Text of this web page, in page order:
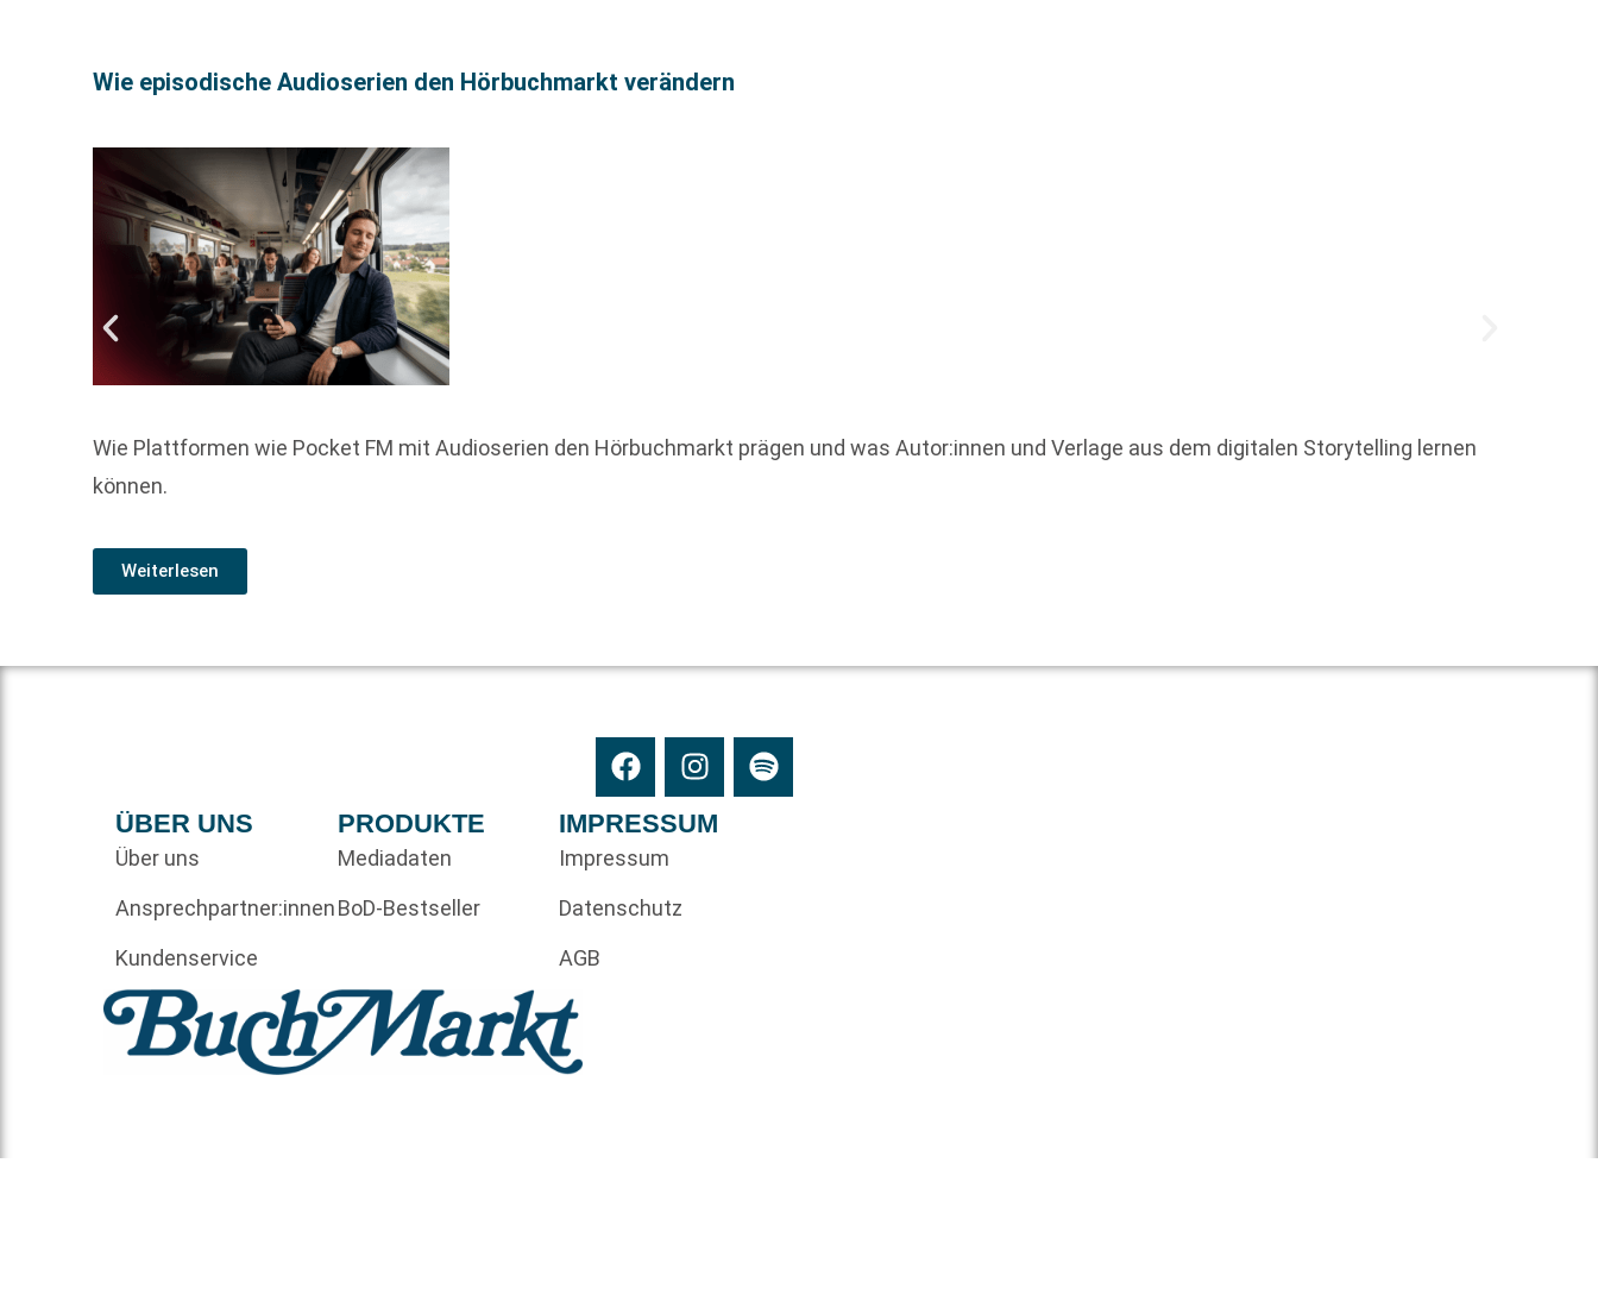
Wie episodische Audioserien den Hörbuchmarkt verändern
Wie Plattformen wie Pocket FM mit Audioserien den Hörbuchmarkt prägen und was Autor:innen und Verlage aus dem digitalen Storytelling lernen
können.
Weiterlesen
ÜBER UNS
Über uns
Ansprechpartner:innen
Kundenservice
PRODUKTE
Mediadaten
BoD-Bestseller
IMPRESSUM
Impressum
Datenschutz
AGB